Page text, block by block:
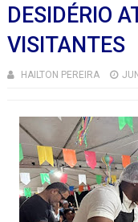
DESIDÉRIO
VISITANTES
HAILTON PEREIRA